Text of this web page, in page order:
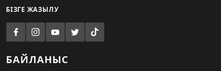
БІЗГЕ ЖАЗЫЛУ
БАЙЛАНЫС